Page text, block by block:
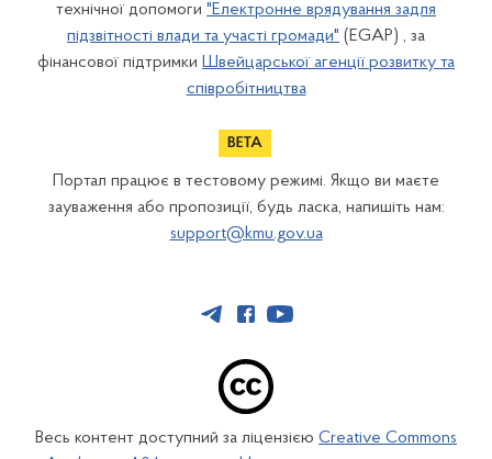
технічної допомоги "Електронне врядування задля
підзвітності влади та участі громади" (EGAP) , за
фінансової підтримки Швейцарської агенції розвитку та
співробітництва
Портал працює в тестовому режимі. Якщо ви маєте
зауваження або пропозиції, будь ласка, напишіть нам:
support@kmu.gov.ua
Весь контент доступний за ліцензією Creative Commons